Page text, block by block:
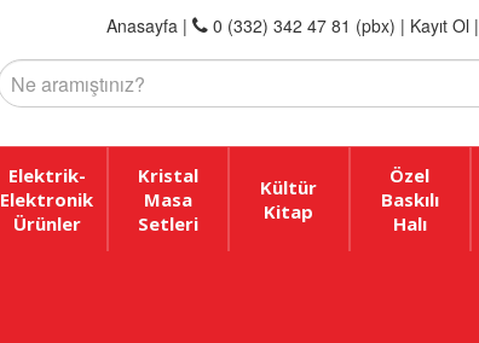
Anasayfa| 0 (332) 342 47 81 (pbx) | Kayıt Ol |
Elektrik-
Elektronik
Ürünler
Kristal
Masa
Setleri
Kültür
Kitap
Özel
Baskılı
Halı